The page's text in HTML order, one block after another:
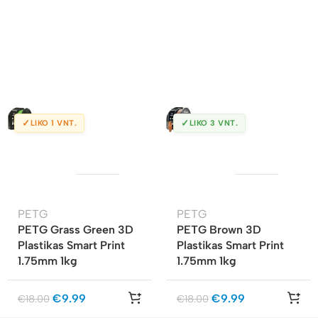
✓ LIKO 1 VNT.
PETG
PETG Grass Green 3D
Plastikas Smart Print
1.75mm 1kg
€18.00 €9.99
✓ LIKO 3 VNT.
PETG
PETG Brown 3D
Plastikas Smart Print
1.75mm 1kg
€18.00 €9.99